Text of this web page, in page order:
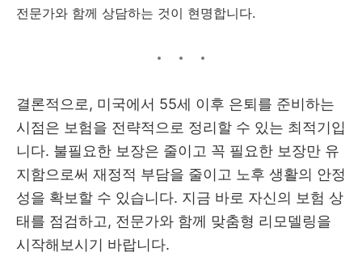
전문가와 함께 상담하는 것이 현명합니다.
결론적으로, 미국에서 55세 이후 은퇴를 준비하는
시점은 보험을 전략적으로 정리할 수 있는 최적기입
니다. 불필요한 보장은 줄이고 꼭 필요한 보장만 유
지함으로써 재정적 부담을 줄이고 노후 생활의 안정
성을 확보할 수 있습니다. 지금 바로 자신의 보험 상
태를 점검하고, 전문가와 함께 맞춤형 리모델링을
시작해보시기 바랍니다.